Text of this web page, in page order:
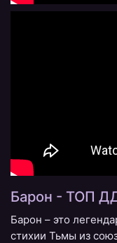
Барон - ТОП
Барон – это
стихии Тьмы из